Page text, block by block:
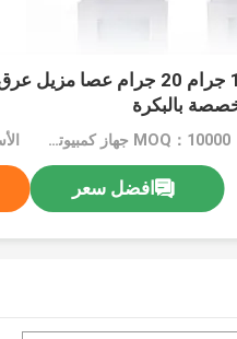
بالبكرة
MOQ：10000 جهاز كمبيوتر شخصى
افضل سعر